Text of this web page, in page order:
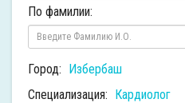
По фамилии:
Город: Избербаш
Специализация: Кардиолог